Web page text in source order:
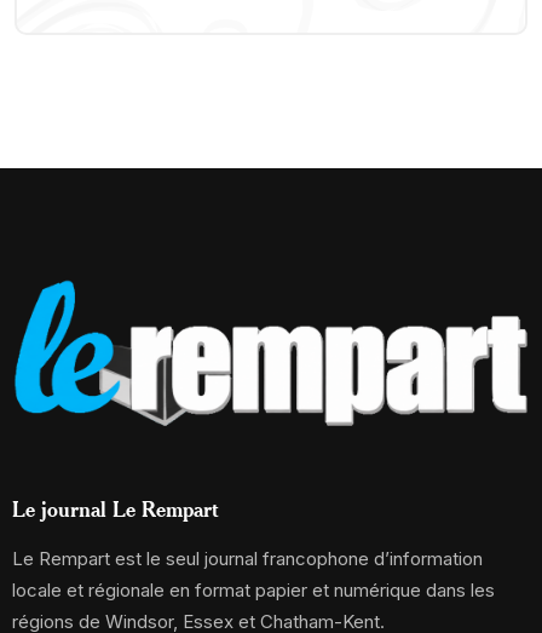
Le journal Le Rempart
Le Rempart est le seul journal francophone d’information
locale et régionale en format papier et numérique dans les
régions de Windsor, Essex et Chatham-Kent.